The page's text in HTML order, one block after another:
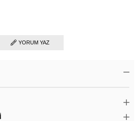
YORUM YAZ